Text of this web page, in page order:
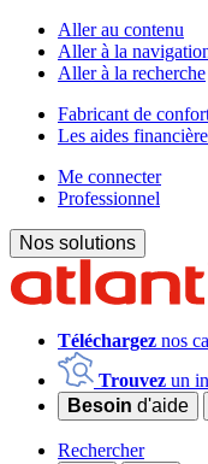
Aller au contenu
Aller à la
Aller à la recherche
Fabricant de
Les aides
Me connecter
Professionnel
Nos solutions
Téléchargez nos
Trouvez un
Besoin d'aide
Rechercher